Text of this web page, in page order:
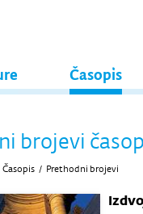
Časopis
brojevi
Časopis / Prethodni brojevi